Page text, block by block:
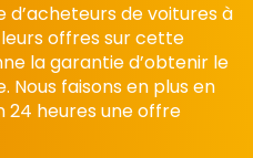
d’acheteurs de voitures à
offres sur cette
la garantie d’obtenir le
faisons en plus en
24 heures une offre